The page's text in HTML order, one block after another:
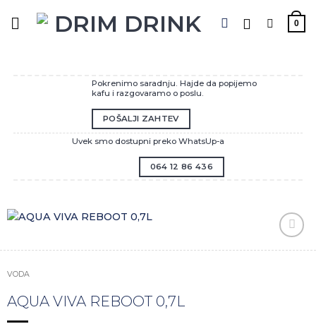
0
Pokrenimo saradnju. Hajde da popijemo
kafu i razgovaramo o poslu.
POŠALJI ZAHTEV
Uvek smo dostupni preko WhatsUp-a
064 12 86 436
Zaprati
VODA
AQUA VIVA REBOOT 0,7L